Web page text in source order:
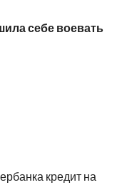
себе воевать
кредит на